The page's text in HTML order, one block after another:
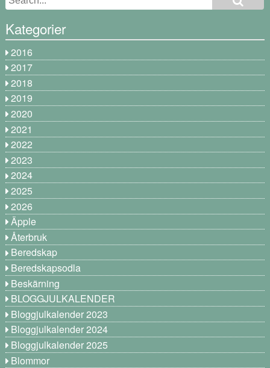
Kategorier
2016
2017
2018
2019
2020
2021
2022
2023
2024
2025
2026
Äpple
Återbruk
Beredskap
Beredskapsodla
Beskärning
BLOGGJULKALENDER
Bloggjulkalender 2023
Bloggjulkalender 2024
Bloggjulkalender 2025
Blommor